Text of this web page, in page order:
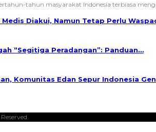
tahun masyarakat Indonesia terbiasa
Diakui, Namun Tetap Perlu
“Segitiga Peradangan”: Panduan…
Komunitas Edan Sepur Indonesia